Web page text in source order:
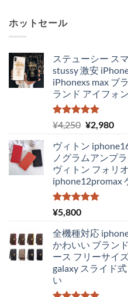
ホットセール
ステューシー ス
stussy 激安
iPhonexs max ブ
ランド アイフォ
5段階中
5.00
の評価
¥4,250 元
価
格
は
¥4,250
で
¥2,980現
の
価
格
は
ヴィトン
ノグラムアンプ
ヴィトン フォリ
iphone12promax
5段階中
5.00
¥5,800
全機種対応
かわいい ブラン
ース フリーサイ
galaxy スライド
い